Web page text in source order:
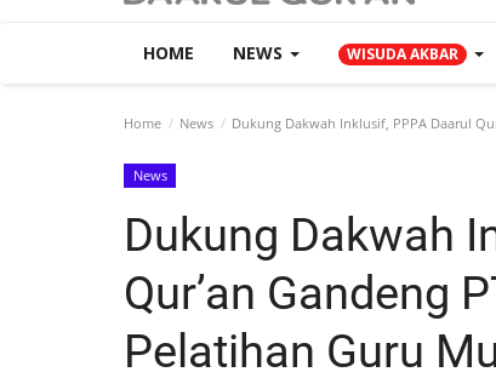
HOME NEWS WISUDA AKBAR
Home News Dukung Dakwah Inklusif, PPPA Daarul
News
Dukung Dakwah
Qur’an Gandeng
Pelatihan Guru